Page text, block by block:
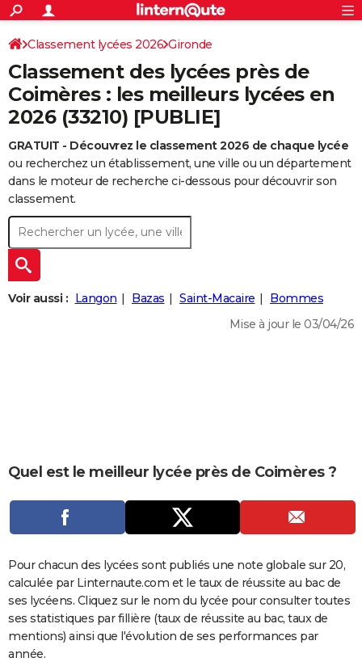
ACTUALITÉS
Politique
Société
Faits Divers
Education
Monde
Villes
+
SPORT
Coupe du monde 2026
Football
Tennis
Cyclisme
Rugby
Forum
CULTURE
Programme TV
TNT
Streaming
Cinéma
Sorties cinéma
Musique
+
FINANCE
Retraite
Impôts
Epargne
Immobilier
Risques naturels par ville
Banque
Assurance
Crédit
AUTO
Essais
Réserver un essai
Citadines
Berlines
SUV
Forum auto
+
HIGH-TECH
BRICOLAGE
Forum
Aménagement intérieur
Extérieur
Cuisine
Salle de bains
Jardinage
Rangement
+WEEK-END
Guides de France
Escapades
Patrimoine
Expositions
Musées
Week-end nature
+
LIFESTYLE
CARTE DE VOEUX
Carte de Noël
Carte Bonne année
Carte Saint-Valentin
Carte Pâques
Carte d'anniversaire
DICTIONNAIRE
COPAINS D'AVANT
S'inscrire
Se connecter
Lycées
Collèges
Primaires
Universités
Entreprises
Service militaire
Avis de recherche
AVIS DE DÉCÈS
FORUM
S'inscrire
Connexion
Classement lycées 2026 Gironde
Classement des lycées près de
Coimères : les meilleurs lycées en
2026 (33210) [PUBLIE]
GRATUIT - Découvrez le classement 2026 de chaque lycée
ou recherchez un établissement, une ville ou un département
dans le moteur de recherche ci-dessous pour découvrir son
classement.
Voir aussi : Langon Bazas Saint-Macaire
Bommes
Mise à jour le 03/04/26
Quel est le meilleur lycée près de Coimères ?
Pour chacun des lycées sont publiés une note globale sur 20,
calculée par Linternaute.com et le taux de réussite au bac de
ses lycéens. Cliquez sur le nom du lycée pour consulter toutes
ses statistiques par fillière (taux de réussite au bac, taux de
mentions) ainsi que l'évolution de ses performances par
année.